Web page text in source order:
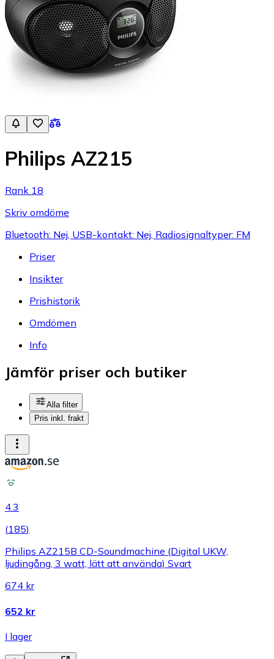
Philips AZ215
Rank 18
Skriv omdöme
Bluetooth: Nej, USB-kontakt: Nej, Radiosignaltyper: FM
Priser
Insikter
Prishistorik
Omdömen
Info
Jämför priser och butiker
Alla filter
Pris inkl. frakt
4.3
(185)
Philips AZ215B CD-Soundmachine (Digital UKW,
ljudingång, 3 watt, lätt att använda) Svart
674 kr
652 kr
I lager